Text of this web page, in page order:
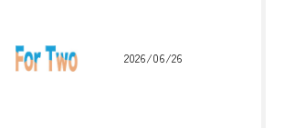
2026/06/26